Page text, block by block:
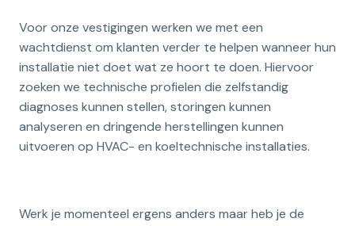
Voor onze vestigingen werken we met een
wachtdienst om klanten verder te helpen wanneer hun
installatie niet doet wat ze hoort te doen. Hiervoor
zoeken we technische profielen die zelfstandig
diagnoses kunnen stellen, storingen kunnen
analyseren en dringende herstellingen kunnen
uitvoeren op HVAC- en koeltechnische installaties.
Werk je momenteel ergens anders maar heb je de